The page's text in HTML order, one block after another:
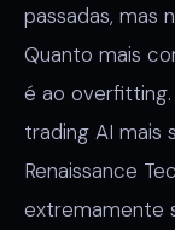
passadas, mas
Quanto mais
é ao
trading AI mais
Renaissance
extremamente